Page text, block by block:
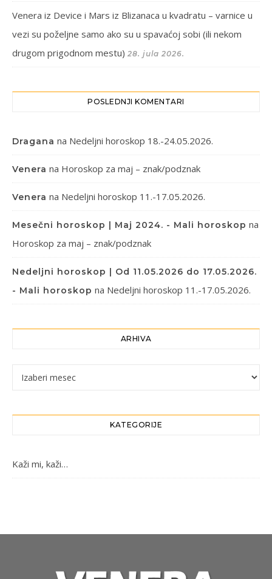
Venera iz Device i Mars iz Blizanaca u kvadratu – varnice u
vezi su poželjne samo ako su u spavaćoj sobi (ili nekom
drugom prigodnom mestu) 28. jula 2026.
POSLEDNJI KOMENTARI
Dragana na Nedeljni horoskop 18.-24.05.2026.
Venera na Horoskop za maj – znak/podznak
Venera na Nedeljni horoskop 11.-17.05.2026.
Mesečni horoskop | Maj 2024. - Mali horoskop na
Horoskop za maj – znak/podznak
Nedeljni horoskop | Od 11.05.2026 do 17.05.2026.
- Mali horoskop na Nedeljni horoskop 11.-17.05.2026.
ARHIVA
Arhiva
KATEGORIJE
Kaži mi, kaži…